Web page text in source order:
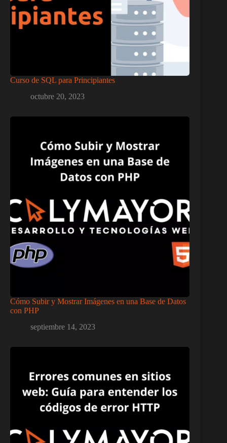
Curso de SQL para Principiantes
octubre 20, 2023
Cómo Subir y Mostrar Imágenes en una Base de Datos
con PHP
septiembre 14, 2023